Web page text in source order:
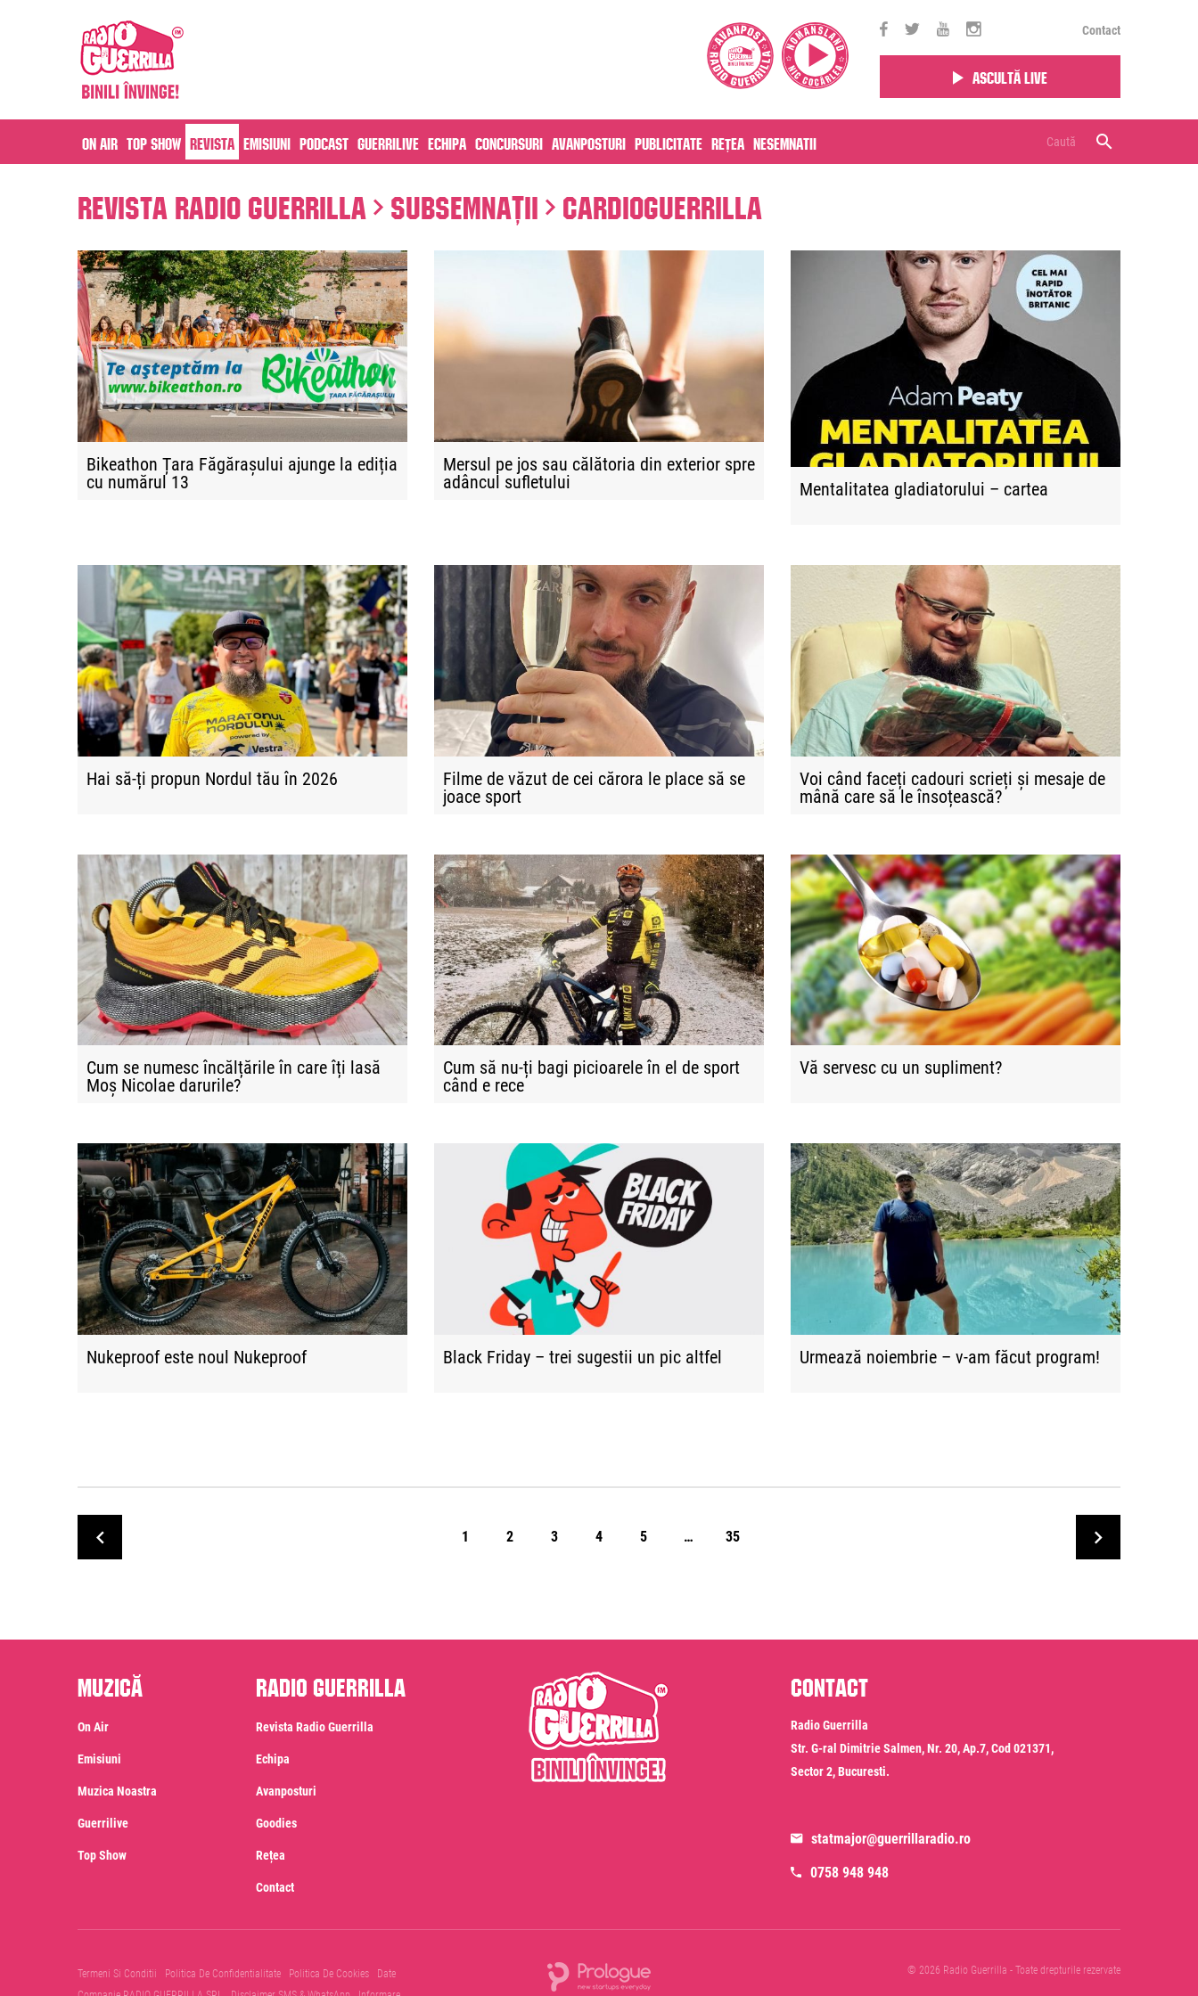
Contact
Ascultă live
On air Top Show Revista Emisiuni Podcast Guerrilive Echipa Concursuri Avanposturi Publicitate Rețea Nesemnatii
Revista Radio Guerrilla Subsemnații Cardioguerrilla
Bikeathon Țara Făgărașului ajunge la ediția
cu numărul 13
Mersul pe jos sau călătoria din exterior spre
adâncul sufletului
Mentalitatea gladiatorului – cartea
Hai să-ți propun Nordul tău în 2026
Filme de văzut de cei cărora le place să se
joace sport
Voi când faceți cadouri scrieți și mesaje de
mână care să le însoțească?
Cum se numesc încălțările în care îți lasă
Moș Nicolae darurile?
Cum să nu-ți bagi picioarele în el de sport
când e rece
Vă servesc cu un supliment?
Nukeproof este noul Nukeproof Black Friday – trei sugestii un pic altfel Urmează noiembrie – v-am făcut program!
1 2 3 4 5 … 35
Muzică
On Air
Emisiuni
Muzica Noastra
Guerrilive
Top Show
Radio Guerrilla
Revista Radio Guerrilla
Echipa
Avanposturi
Goodies
Rețea
Contact
Contact
Radio Guerrilla
Str. G-ral Dimitrie Salmen, Nr. 20, Ap.7, Cod 021371,
Sector 2, Bucuresti.
statmajor@guerrillaradio.ro
0758 948 948
Termeni Si Conditii Politica De Confidentialitate Politica De Cookies
Date
© 2026 Radio Guerrilla - Toate drepturile rezervate